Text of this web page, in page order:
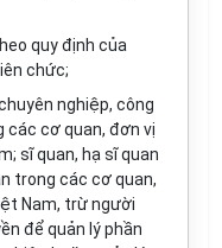
quy định của
chức;
nghiệp, công
các cơ quan, đơn vị
sĩ quan, hạ sĩ quan
trong các cơ quan,
Nam, trừ người
để quản lý phần